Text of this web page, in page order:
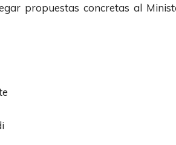
propuestas concretas al